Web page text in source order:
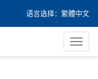
语言选择： 繁體中文
导
航